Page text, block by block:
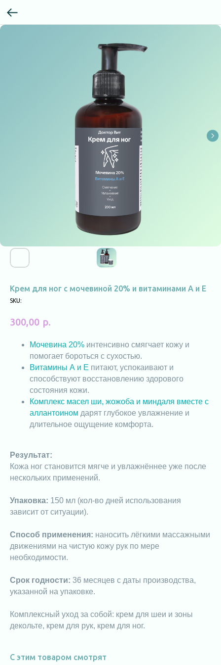
Крем для ног с мочевиной 20% и витаминами А и E
SKU:
300,00 р.
Мочевина 20% интенсивно смягчает кожу и
помогает бороться с сухостью.
Витамины А и Е питают, успокаивают и
способствуют восстановлению здорового
состояния кожи.
Комплекс масел ши, жожоба и миндаля вместе с
аллантоином дарят глубокое увлажнение и
длительное ощущение комфорта.
Результат:
Кожа ног становится мягче и увлажнëннее уже после
нескольких применений.
Упаковка: 150 мл (кол-во дней использования
зависит от ситуации).
Способ применения: наносить лёгкими массажными
движениями на чистую кожу рук по мере
необходимости.
Срок годности: 36 месяцев с даты производства,
указанной на упаковке.
Комплексный уход за собой: крем для шеи и зоны
декольте, крем для рук, крем для ног.
С этим товаром смотрят